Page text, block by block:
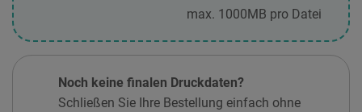
max. 1000MB pro Datei
Noch keine finalen Druckdaten?
Schließen Sie Ihre Bestellung einfach ohne